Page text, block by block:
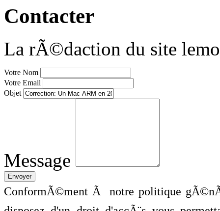
Contacter
La rÃ©daction du site
Votre Nom
Votre Email
Objet
Message
ConformÃ©ment Ã notre politique